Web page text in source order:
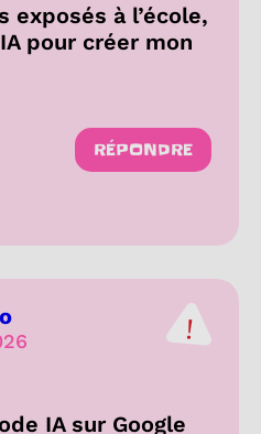
exposés à l’école,
pour créer mon
les réactions
RÉPONDRE
IA sur Google